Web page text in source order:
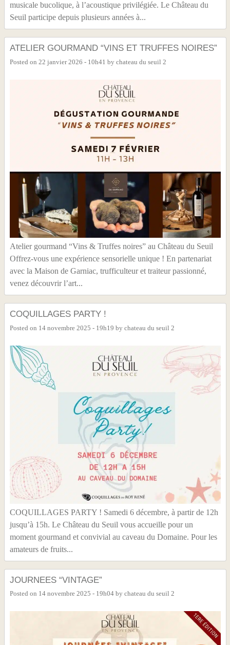
musicale bucolique, à l’acoustique privilégiée. Le Château du
Seuil participe depuis plusieurs années à...
ATELIER GOURMAND “VINS ET TRUFFES NOIRES”
Posted on 22 janvier 2026 - 10h41 by chateau du seuil 2
Atelier gourmand “Vins & Truffes noires” au Château du Seuil
Offrez-vous une expérience sensorielle unique ! En partenariat
avec la Maison de Garniac, trufficulteur et traiteur passionné,
venez découvrir l’art...
COQUILLAGES PARTY !
Posted on 14 novembre 2025 - 19h19 by chateau du seuil 2
COQUILLAGES PARTY ! Samedi 6 décembre, à partir de 12h
jusqu’à 15h. Le Château du Seuil vous accueille pour un
moment gourmand et convivial au caveau du Domaine. Pour les
amateurs de fruits...
JOURNEES “VINTAGE”
Posted on 14 novembre 2025 - 19h04 by chateau du seuil 2